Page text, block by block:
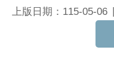
上版日期：115-05-06